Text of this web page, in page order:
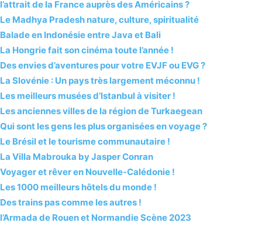
l’attrait de la France auprès des Américains ?
Le Madhya Pradesh nature, culture, spiritualité
Balade en Indonésie entre Java et Bali
La Hongrie fait son cinéma toute l’année !
Des envies d’aventures pour votre EVJF ou EVG ?
La Slovénie : Un pays très largement méconnu !
Les meilleurs musées d’Istanbul à visiter !
Les anciennes villes de la région de Turkaegean
Qui sont les gens les plus organisées en voyage ?
Le Brésil et le tourisme communautaire !
La Villa Mabrouka by Jasper Conran
Voyager et rêver en Nouvelle-Calédonie !
Les 1000 meilleurs hôtels du monde !
Des trains pas comme les autres !
l’Armada de Rouen et Normandie Scène 2023